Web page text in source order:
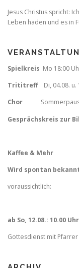
Jesus Christus spricht:
Leben haden und es in
Spielkreis Mo 18:00
TrititreffDi, 04.08. u.
Chor
Gesprächskreis zur
Kaffee & Mehr
Wird spontan
voraussichtlich:
ab So, 12.08.: 10.00 Uhr
Gottesdienst mit